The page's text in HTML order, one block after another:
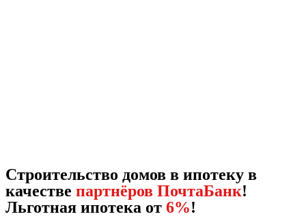
Строительство домов в ипотеку в
качестве партнёров ПочтаБанк!
Льготная ипотека от 6%!